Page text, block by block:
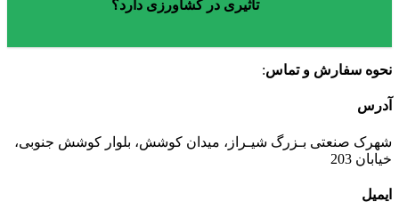
تاثیری در کشاورزی دارد؟
نحوه سفارش و تماس:
آدرس
شهرک صنعتی بـزرگ شیـراز، میدان کوشش، بلوار کوشش جنوبی،
خیابان 203
ایمیل